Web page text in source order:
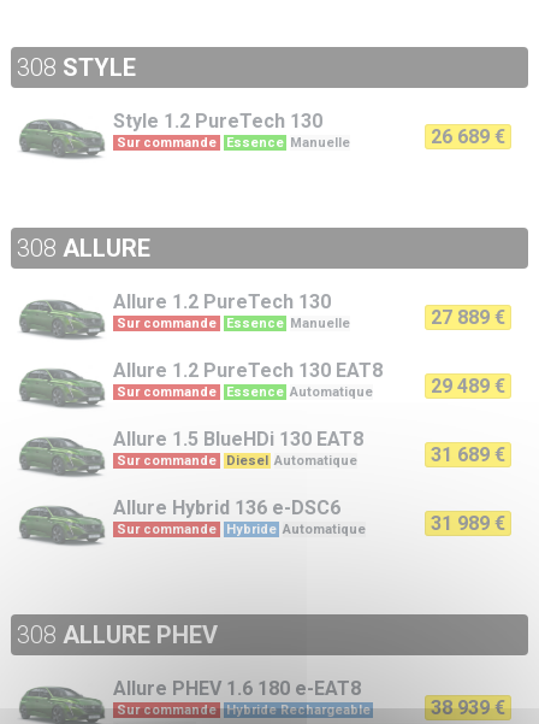
308 STYLE
Style 1.2 PureTech 130
Sur commande Essence Manuelle 26 689 €
308 ALLURE
Allure 1.2 PureTech 130
Sur commande Essence Manuelle 27 889 €
Allure 1.2 PureTech 130 EAT8
Sur commande Essence Automatique 29 489 €
Allure 1.5 BlueHDi 130 EAT8
Sur commande Diesel Automatique 31 689 €
Allure Hybrid 136 e-DSC6
Sur commande Hybride Automatique 31 989 €
308 ALLURE PHEV
Allure PHEV 1.6 180 e-EAT8
Sur commande Hybride Rechargeable
38 939 €